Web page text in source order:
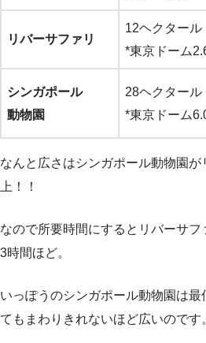
リバーサファリ
12ヘクタール
*東京ドーム
シンガポール
動物園
28ヘクタール
*東京ドーム
なんと広さはシンガポール動物園が
上！！
なので所要時間にするとリバーサ
3時間ほど。
いっぽうのシンガポール動物園は
てもまわりきれないほど広いのです